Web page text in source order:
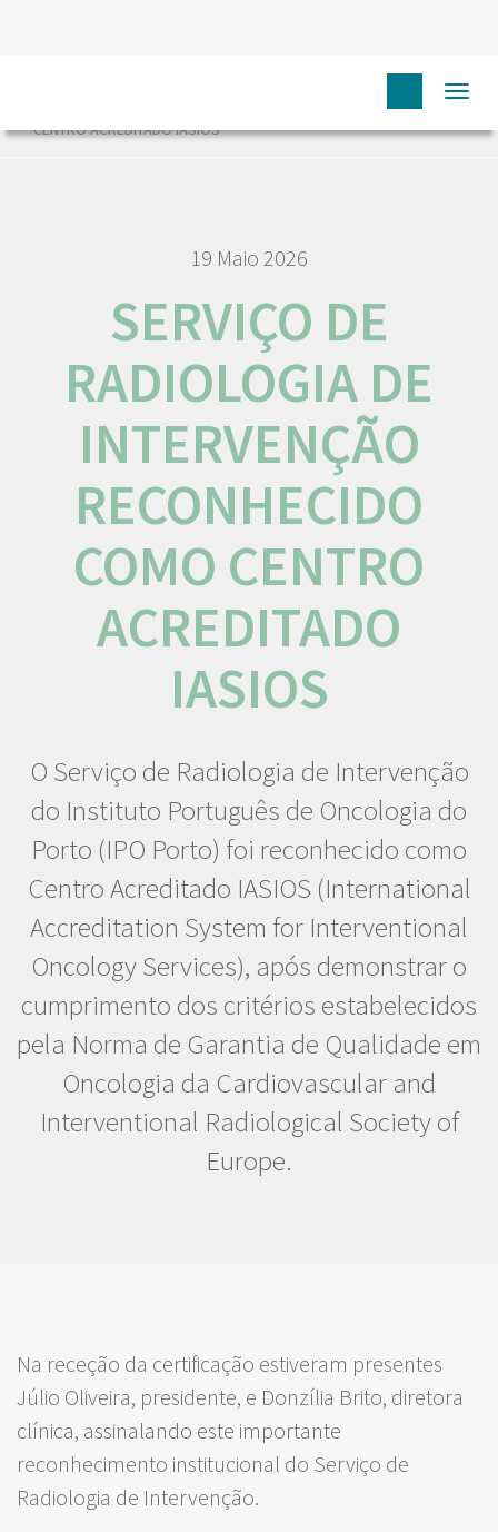
SERVIÇO DE RADIOLOGIA DE INTERVENÇÃO RECONHECIDO COMO
CENTRO ACREDITADO IASIOS
19 Maio 2026
SERVIÇO DE
RADIOLOGIA DE
INTERVENÇÃO
RECONHECIDO
COMO CENTRO
ACREDITADO
IASIOS
O Serviço de Radiologia de Intervenção
do Instituto Português de Oncologia do
Porto (IPO Porto) foi reconhecido como
Centro Acreditado IASIOS (International
Accreditation System for Interventional
Oncology Services), após demonstrar o
cumprimento dos critérios estabelecidos
pela Norma de Garantia de Qualidade em
Oncologia da Cardiovascular and
Interventional Radiological Society of
Europe.
Na receção da certificação estiveram presentes
Júlio Oliveira, presidente, e Donzília Brito, diretora
clínica, assinalando este importante
reconhecimento institucional do Serviço de
Radiologia de Intervenção.